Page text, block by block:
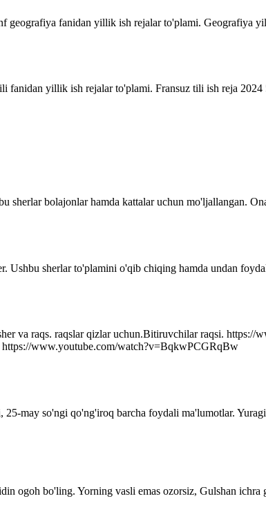
geografiya fanidan yillik ish rejalar to'plami.
fanidan yillik ish rejalar to'plami. Fransuz tili ish reja
sherlar bolajonlar hamda kattalar uchun mo'ljallangan.
Ushbu sherlar to'plamini o'qib chiqing hamda undan
va raqs. raqslar qizlar uchun.Bitiruvchilar raqsi.
www.youtube.com/watch?v=BqkwPCGRqBw
may so'ngi qo'ng'iroq barcha foydali ma'lumotlar.
ogoh bo'ling. Yorning vasli emas ozorsiz, Gulshan